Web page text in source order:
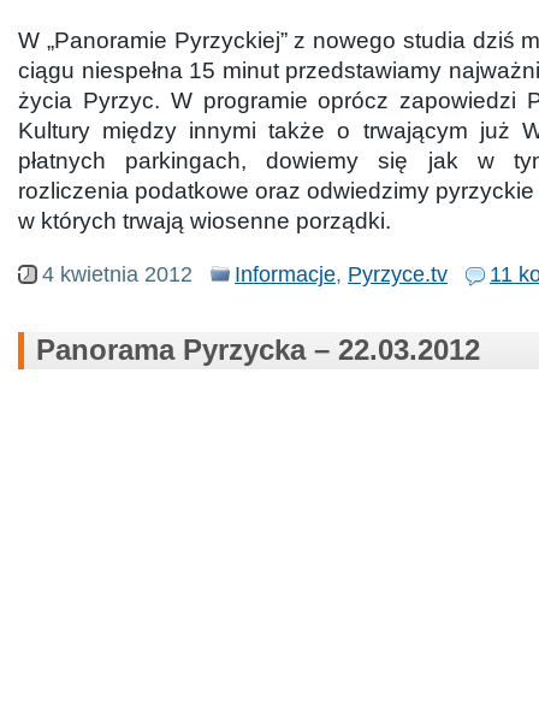
W „Panoramie Pyrzyckiej” z nowego studia dziś
ciągu niespełna 15 minut przedstawiamy
życia Pyrzyc. W programie oprócz zapowiedzi
Kultury między innymi także o trwającym już
płatnych parkingach, dowiemy się jak w
rozliczenia podatkowe oraz odwiedzimy pyrzyckie
w których trwają wiosenne porządki.
4 kwietnia 2012 Informacje, Pyrzyce.tv 11
Panorama Pyrzycka – 22.03.2012